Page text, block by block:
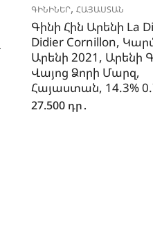
ԳԻՆԻՆԵՐ,ՀԱՅԱՍՏԱՆ
Գինի Հին Արենի La
Didier Cornillon,
Արենի 2021, Արենի
Վայոց Ձորի Մարզ,
Հայաստան, 14.3%
27.500 դր․